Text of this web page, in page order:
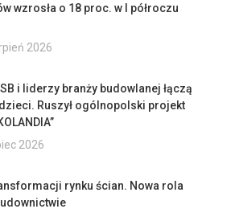
wzrosła o 18 proc. w I półroczu
2026
i liderzy branży budowlanej łączą
Ruszył ogólnopolski projekt
2026
rynku ścian. Nowa rola